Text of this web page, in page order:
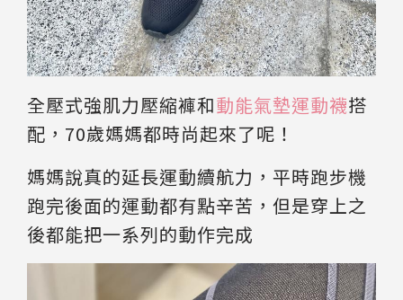
全壓式強肌力壓縮褲和動能氣墊運動襪搭
配，70歲媽媽都時尚起來了呢！
媽媽說真的延長運動續航力，平時跑步機
跑完後面的運動都有點辛苦，但是穿上之
後都能把一系列的動作完成